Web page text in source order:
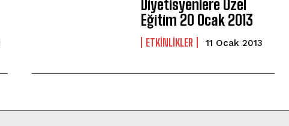
Diyetisyenlere Özel
Eğitim 20 Ocak 2013
ETKINLIKLER 11 Ocak 2013